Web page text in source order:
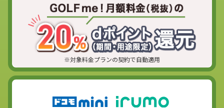
※対象料金プランの契約で自動適用